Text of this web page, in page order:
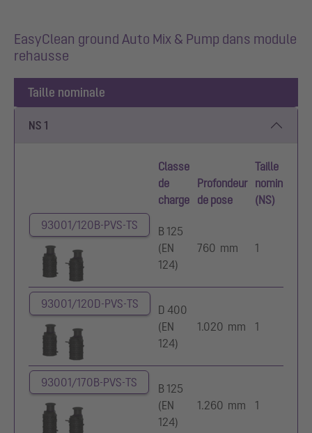
EasyClean ground Auto Mix & Pump dans module
rehausse
Taille nominale
NS 1
Classe
de
charge
Profondeur
de pose
Taille
nominale
(NS)
93001/120B-PVS-TS
B 125
(EN
124)
760 mm 1
93001/120D-PVS-TS
D 400
(EN
124)
1.020 mm 1
93001/170B-PVS-TS
B 125
(EN
124)
1.260 mm 1